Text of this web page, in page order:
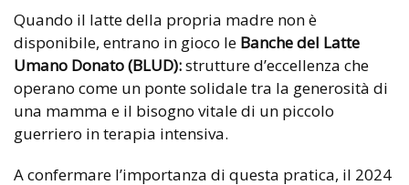
Quando il latte della propria madre non è
disponibile, entrano in gioco le Banche del Latte
Umano Donato (BLUD):strutture d’eccellenza che
operano come un ponte solidale tra la generosità di
una mamma e il bisogno vitale di un piccolo
guerriero in terapia intensiva.
A confermare l’importanza di questa pratica, il 2024